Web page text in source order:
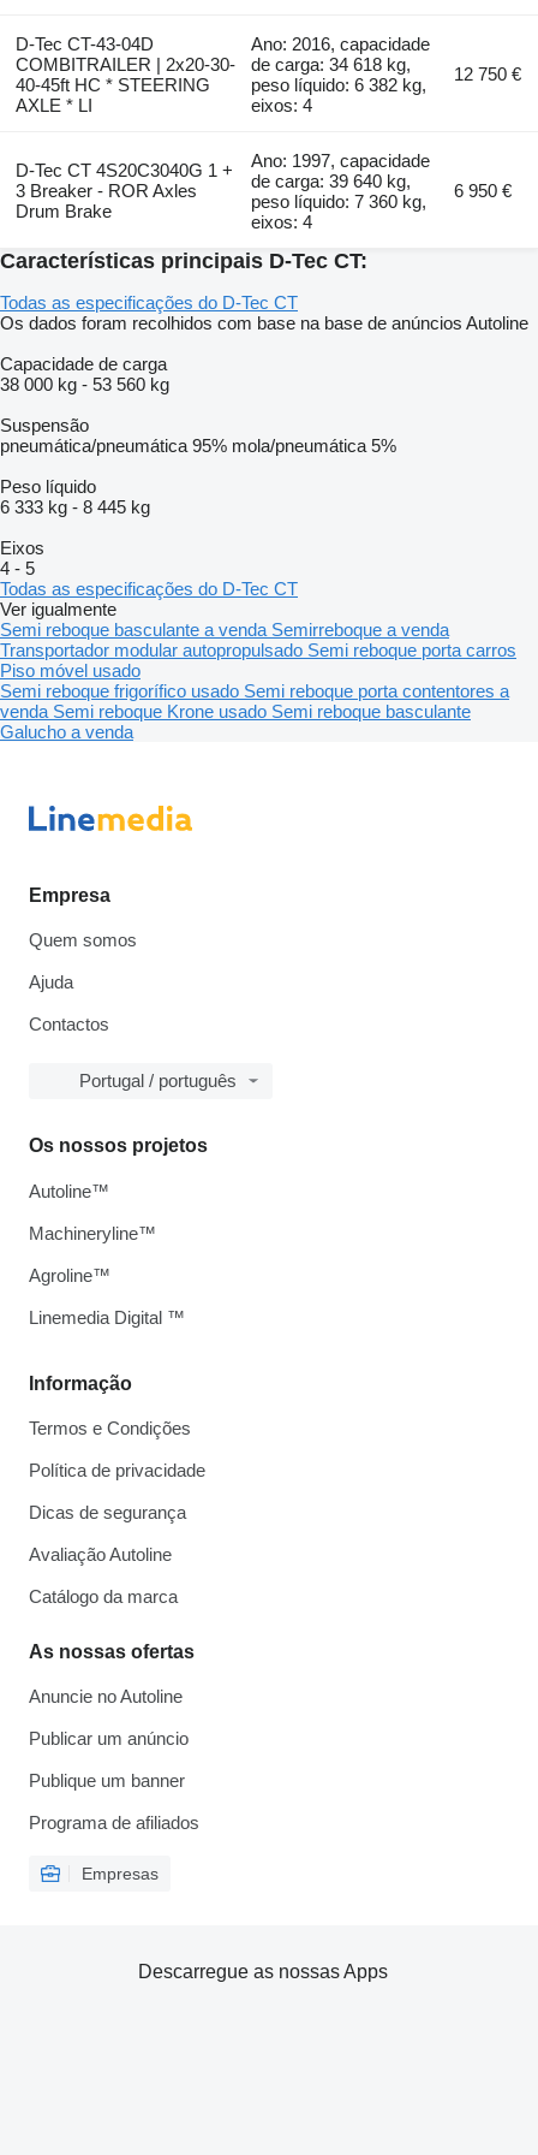
D-Tec CT-43-04D
COMBITRAILER | 2x20-30-
40-45ft HC * STEERING
AXLE * LI
Ano: 2016, capacidade
de carga: 34 618 kg,
peso líquido: 6 382 kg,
eixos: 4
12 750 €
D-Tec CT 4S20C3040G 1 +
3 Breaker - ROR Axles
Drum Brake
Ano: 1997, capacidade
de carga: 39 640 kg,
peso líquido: 7 360 kg,
eixos: 4
6 950 €
Características principais D-Tec CT:
Todas as especificações do D-Tec CT
Os dados foram recolhidos com base na base de anúncios Autoline
Capacidade de carga
38 000 kg - 53 560 kg
Suspensão
pneumática/pneumática 95% mola/pneumática 5%
Peso líquido
6 333 kg - 8 445 kg
Eixos
4 - 5
Todas as especificações do D-Tec CT
Ver igualmente
Semi reboque basculante a venda Semirreboque a venda
Transportador modular autopropulsado Semi reboque porta carros
Piso móvel usado
Semi reboque frigorífico usado Semi reboque porta contentores a
venda Semi reboque Krone usado Semi reboque basculante
Galucho a venda
Empresa
Quem somos
Ajuda
Contactos
Portugal / português
Informação
Termos e Condições
Política de privacidade
Dicas de segurança
Avaliação Autoline
Catálogo da marca
As nossas ofertas
Anuncie no Autoline
Publicar um anúncio
Publique um banner
Programa de afiliados
Empresas
Os nossos projetos
Autoline™
Machineryline™
Agroline™
Linemedia Digital ™
Descarregue as nossas Apps